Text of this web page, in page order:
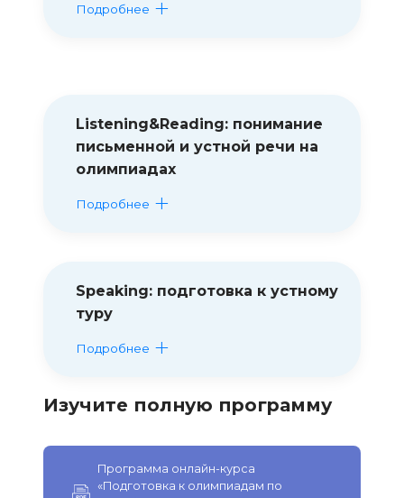
Подробнее
Listening&Reading: понимание
письменной и устной речи на
олимпиадах
Подробнее
Speaking: подготовка к устному
туру
Подробнее
Изучите полную программу
Программа онлайн-курса
«Подготовка к олимпиадам по